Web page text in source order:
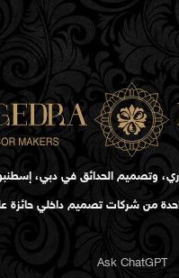
وتصميم الحدائق في دبي،
من شركات تصميم داخلي حائزة
Ask ChatGPT